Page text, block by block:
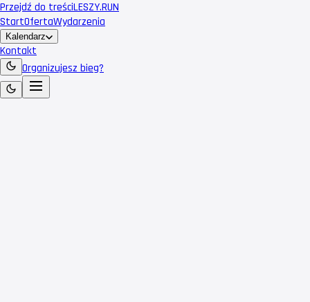
Przejdź do treściLESZY.RUN
StartOfertaWydarzenia
Kalendarz
Kontakt
Organizujesz bieg?